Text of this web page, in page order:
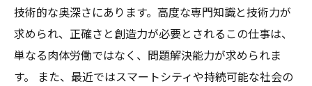
技術的な奥深さにあります。高度な専門知識と技術力が
求められ、正確さと創造力が必要とされるこの仕事は、
単なる肉体労働ではなく、問題解決能力が求められま
す。 また、最近ではスマートシティや持続可能な社会の